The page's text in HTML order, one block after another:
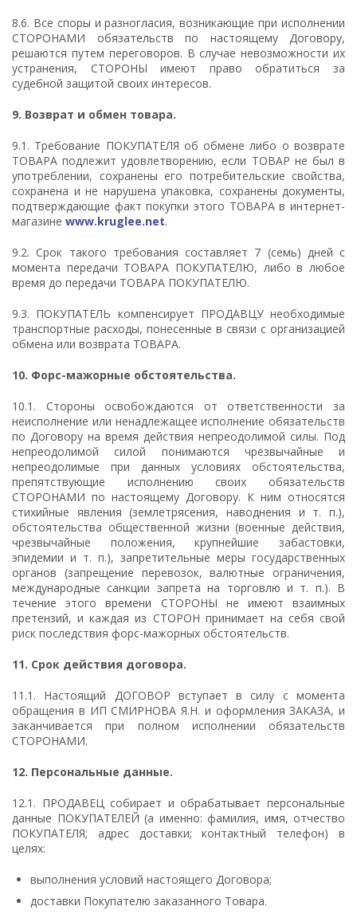
8.6. Все споры и разногласия, возникающие при исполнении
СТОРОНАМИ обязательств по настоящему Договору,
решаются путем переговоров. В случае невозможности их
устранения, СТОРОНЫ имеют право обратиться за
судебной защитой своих интересов.
9. Возврат и обмен товара.
9.1. Требование ПОКУПАТЕЛЯ об обмене либо о возврате
ТОВАРА подлежит удовлетворению, если ТОВАР не был в
употреблении, сохранены его потребительские свойства,
сохранена и не нарушена упаковка, сохранены документы,
подтверждающие факт покупки этого ТОВАРА в интернет-
магазине www.kruglee.net.
9.2. Срок такого требования составляет 7 (семь) дней с
момента передачи ТОВАРА ПОКУПАТЕЛЮ, либо в любое
время до передачи ТОВАРА ПОКУПАТЕЛЮ.
9.3. ПОКУПАТЕЛЬ компенсирует ПРОДАВЦУ необходимые
транспортные расходы, понесенные в связи с организацией
обмена или возврата ТОВАРА.
10. Форс-мажорные обстоятельства.
10.1. Стороны освобождаются от ответственности за
неисполнение или ненадлежащее исполнение обязательств
по Договору на время действия непреодолимой силы. Под
непреодолимой силой понимаются чрезвычайные и
непреодолимые при данных условиях обстоятельства,
препятствующие исполнению своих обязательств
СТОРОНАМИ по настоящему Договору. К ним относятся
стихийные явления (землетрясения, наводнения и т. п.),
обстоятельства общественной жизни (военные действия,
чрезвычайные положения, крупнейшие забастовки,
эпидемии и т. п.), запретительные меры государственных
органов (запрещение перевозок, валютные ограничения,
международные санкции запрета на торговлю и т. п.). В
течение этого времени СТОРОНЫ не имеют взаимных
претензий, и каждая из СТОРОН принимает на себя свой
риск последствия форс-мажорных обстоятельств.
11. Срок действия договора.
11.1. Настоящий ДОГОВОР вступает в силу с момента
обращения в ИП СМИРНОВА Я.Н. и оформления ЗАКАЗА, и
заканчивается при полном исполнении обязательств
СТОРОНАМИ.
12. Персональные данные.
12.1. ПРОДАВЕЦ собирает и обрабатывает персональные
данные ПОКУПАТЕЛЕЙ (а именно: фамилия, имя, отчество
ПОКУПАТЕЛЯ; адрес доставки; контактный телефон) в
целях:
выполнения условий настоящего Договора;
доставки Покупателю заказанного Товара.